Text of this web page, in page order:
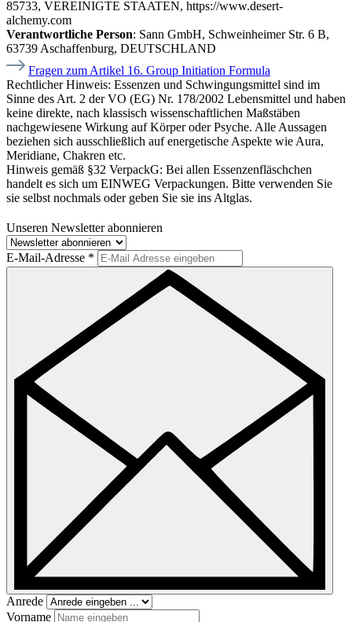
85733, VEREINIGTE STAATEN, https://www.desert-
alchemy.com
Verantwortliche Person: Sann GmbH, Schweinheimer Str. 6 B,
63739 Aschaffenburg, DEUTSCHLAND
Fragen zum Artikel 16. Group Initiation Formula
Rechtlicher Hinweis: Essenzen und Schwingungsmittel sind im
Sinne des Art. 2 der VO (EG) Nr. 178/2002 Lebensmittel und haben
keine direkte, nach klassisch wissenschaftlichen Maßstäben
nachgewiesene Wirkung auf Körper oder Psyche. Alle Aussagen
beziehen sich ausschließlich auf energetische Aspekte wie Aura,
Meridiane, Chakren etc.
Hinweis gemäß §32 VerpackG: Bei allen Essenzenfläschchen
handelt es sich um EINWEG Verpackungen. Bitte verwenden Sie
sie selbst nochmals oder geben Sie sie ins Altglas.
Unseren Newsletter abonnieren
E-Mail-Adresse *
Anrede
Vorname